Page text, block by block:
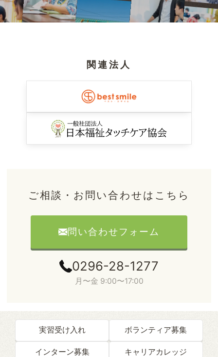
関連法人
ご相談・お問い合わせはこちら
問い合わせフォーム
0296-28-1277
月〜金 9:00〜17:00
実習受け入れ ボランティア募集
インターン募集 キャリアカレッジ